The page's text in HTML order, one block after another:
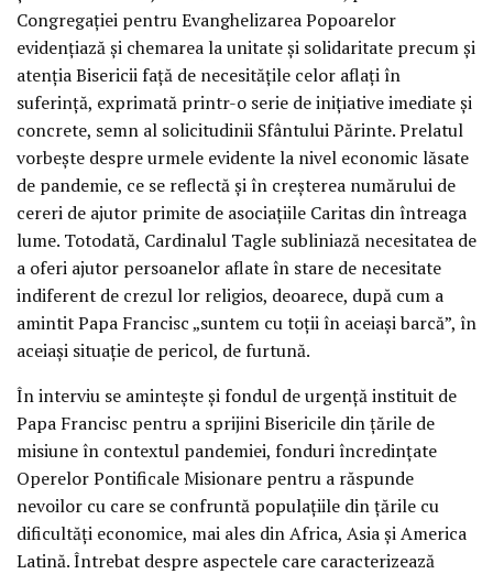
Congregației pentru Evanghelizarea Popoarelor
evidențiază și chemarea la unitate și solidaritate precum și
atenția Bisericii față de necesitățile celor aflați în
suferință, exprimată printr-o serie de inițiative imediate și
concrete, semn al solicitudinii Sfântului Părinte. Prelatul
vorbește despre urmele evidente la nivel economic lăsate
de pandemie, ce se reflectă și în creșterea numărului de
cereri de ajutor primite de asociațiile Caritas din întreaga
lume. Totodată, Cardinalul Tagle subliniază necesitatea de
a oferi ajutor persoanelor aflate în stare de necesitate
indiferent de crezul lor religios, deoarece, după cum a
amintit Papa Francisc „suntem cu toții în aceiași barcă”, în
aceiași situație de pericol, de furtună.
În interviu se amintește și fondul de urgență instituit de
Papa Francisc pentru a sprijini Bisericile din țările de
misiune în contextul pandemiei, fonduri încredințate
Operelor Pontificale Misionare pentru a răspunde
nevoilor cu care se confruntă populațiile din țările cu
dificultăți economice, mai ales din Africa, Asia și America
Latină. Întrebat despre aspectele care caracterizează